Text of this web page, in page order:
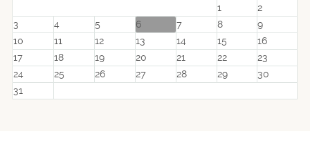
1
2
3
4 5 6 7 8
9
10
11 12 13 14 15
16
17
18 19 20 21 22
23
24
25 26 27 28 29
30
31